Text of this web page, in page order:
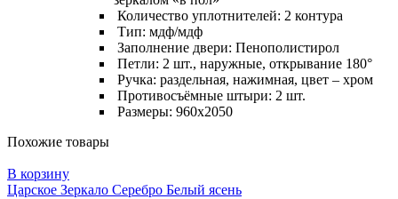
Количество уплотнителей: 2 контура
Тип: мдф/мдф
Заполнение двери: Пенополистирол
Петли: 2 шт., наружные, открывание 180°
Ручка: раздельная, нажимная, цвет – хром
Противосъёмные штыри: 2 шт.
Размеры: 960х2050
Похожие товары
В корзину
Царское Зеркало Серебро Белый ясень